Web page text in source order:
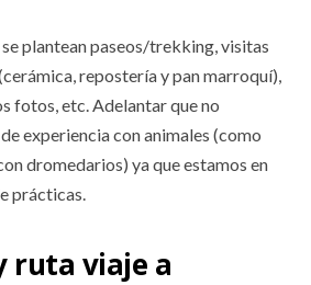
plantean paseos/trekking, visitas
repostería y pan marroquí),
fotos, etc. Adelantar que no
experiencia con animales (como
dromedarios) ya que estamos en
prácticas.
ruta viaje a